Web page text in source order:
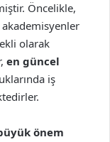
Öncelikle,
olarak
en güncel
iş
önem